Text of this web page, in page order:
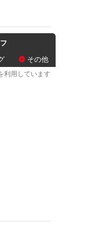
その他
利用しています